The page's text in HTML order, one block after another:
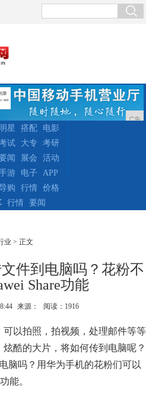
广告
明星 搭配
电影
试 大专
考研
闻 展会
活动
游 电子
APP
购 行情
价格
行情 要闻
业 > 正文
件到电脑吗？花粉不
Share功能
来源： 阅读：1916
以拍照，拍视频，处理邮件等等
酷的大片，将如何传到电脑呢？
脑吗？用华为手机的花粉们可以
能。